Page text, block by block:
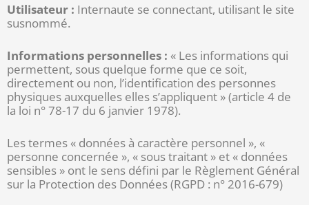
Utilisateur : Internaute se connectant, utilisant le site
susnommé.
Informations personnelles : « Les informations qui
permettent, sous quelque forme que ce soit,
directement ou non, l’identification des personnes
physiques auxquelles elles s’appliquent » (article 4 de
la loi n° 78-17 du 6 janvier 1978).
Les termes « données à caractère personnel », «
personne concernée », « sous traitant » et « données
sensibles » ont le sens défini par le Règlement Général
sur la Protection des Données (RGPD : n° 2016-679)